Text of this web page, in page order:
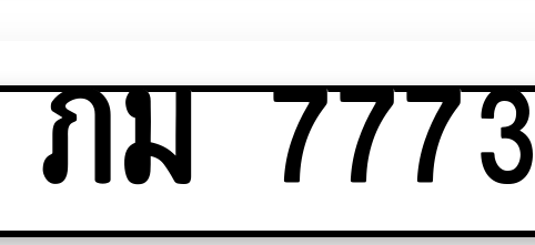
ภม 7773